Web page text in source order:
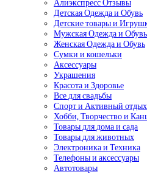
Алиэкспресс Отзывы
Детская Одежда и Обувь
Детские товары и
Мужская Одежда и Обувь
Женская Одежда и Обувь
Сумки и кошельки
Аксессуары
Украшения
Красота и Здоровье
Все для свадьбы
Спорт и Активный отдых
Хобби, Творчество и
Товары для дома и сада
Товары для животных
Электроника и Техника
Телефоны и аксессуары
Автотовары